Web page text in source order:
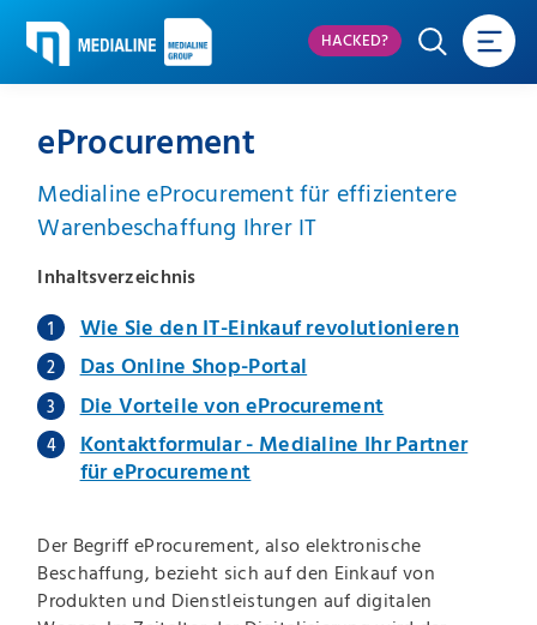
HACKED?
eProcurement
Medialine eProcurement für effizientere
Warenbeschaffung Ihrer IT
Inhaltsverzeichnis
Wie Sie den IT-Einkauf revolutionieren
Das Online Shop-Portal
Die Vorteile von eProcurement
Kontaktformular - Medialine Ihr Partner
für eProcurement
Der Begriff eProcurement, also elektronische
Beschaffung, bezieht sich auf den Einkauf von
Produkten und Dienstleistungen auf digitalen